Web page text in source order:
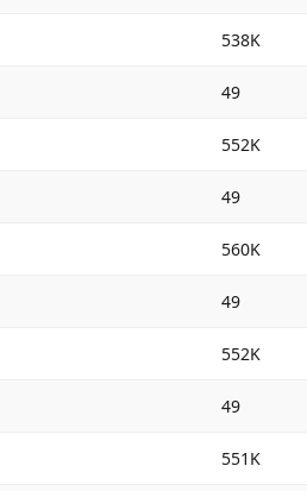
538K
49
552K
49
560K
49
552K
49
551K